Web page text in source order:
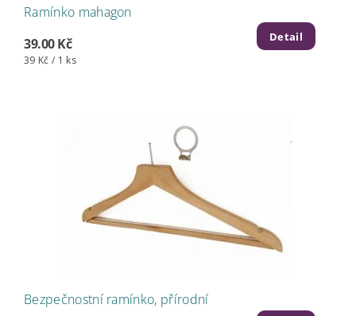
Ramínko mahagon
39.00 Kč
39 Kč / 1 ks
Detail
Bezpečnostní ramínko, přírodní